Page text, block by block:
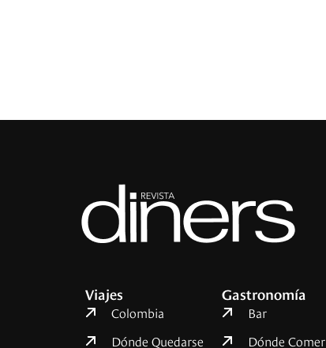
Viajes
Colombia
Dónde Quedarse
Gastronomía
Bar
Dónde Comer